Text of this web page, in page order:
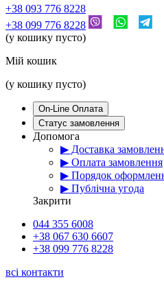
+38 093 776 8228
+38 099 776 8228
(у кошику пусто)
Мій кошик
(у кошику пусто)
On-Line Оплата
Статус замовлення
Допомога
▶ Доставка
▶ Оплата замовлення
▶ Порядок
▶ Публічна угода
Закрити
044 355 6008
+38 067 630 6607
+38 099 776 8228
всі контакти